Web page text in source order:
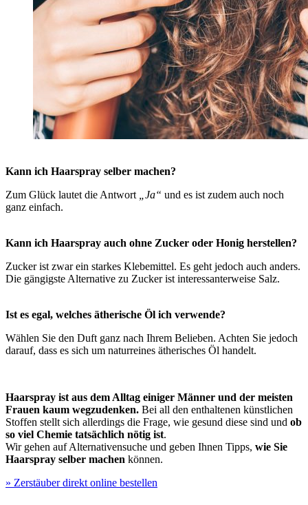
Kann ich Haarspray selber machen?
Zum Glück lautet die Antwort
„Ja“ und es ist zudem auch noch
ganz einfach.
Kann ich Haarspray auch ohne Zucker oder Honig herstellen?
Zucker ist zwar ein starkes Klebemittel. Es geht jedoch auch anders.
Die gängigste Alternative zu Zucker ist interessanterweise Salz.
Ist es egal, welches ätherische Öl ich verwende?
Wählen Sie den Duft ganz nach Ihrem Belieben. Achten Sie jedoch
darauf, dass es sich um naturreines ätherisches Öl handelt.
Haarspray ist aus dem Alltag einiger Männer und der meisten
Frauen kaum wegzudenken. Bei all den enthaltenen künstlichen
Stoffen stellt sich allerdings die Frage, wie gesund diese sind und ob
so viel Chemie tatsächlich nötig ist.
Wir gehen auf Alternativensuche und geben Ihnen Tipps, wie Sie
Haarspray selber machen können.
» Zerstäuber direkt online bestellen